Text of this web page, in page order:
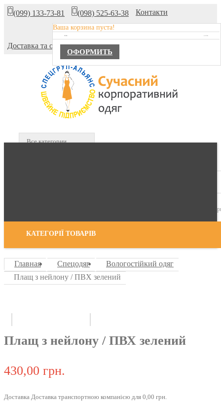
(099) 133-73-81 (098) 525-63-38
Контакти
Доставка та оплата
Все категории
0,00
Ваша корзина пуста!
ОФОРМИТЬ
КАТЕГОРІЇ ТОВАРІВ
Главная Спецодяг
Вологостійкий одяг
Плащ з нейлону / ПВХ зелений
Плащ з нейлону / ПВХ зелений
430,00 грн.
Доставка Доставка транспортною компанією для 0,00 грн.